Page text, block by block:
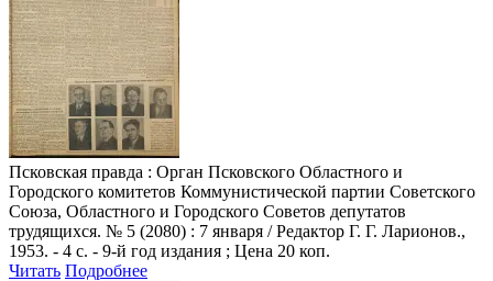
Псковская правда : Орган Псковского Областного и
Городского комитетов Коммунистической партии Советского
Союза, Областного и Городского Советов депутатов
трудящихся. № 5 (2080) : 7 января / Редактор Г. Г. Ларионов.,
1953. - 4 с. - 9-й год издания ; Цена 20 коп.
Читать Подробнее